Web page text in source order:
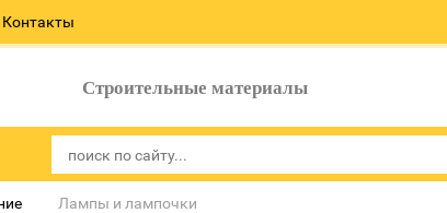
Контакты
Строительные материалы
Лампы и лампочки